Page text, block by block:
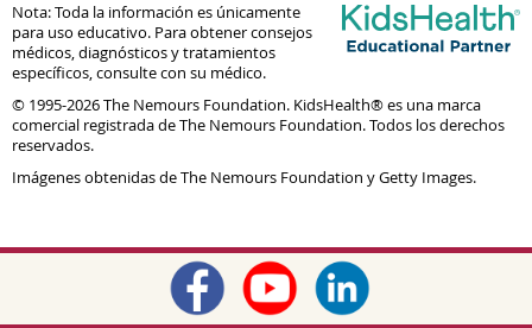
Nota: Toda la información es únicamente
para uso educativo. Para obtener consejos
médicos, diagnósticos y tratamientos
específicos, consulte con su médico.
© 1995-2026 The Nemours Foundation. KidsHealth® es una marca
comercial registrada de The Nemours Foundation. Todos los derechos
reservados.
Imágenes obtenidas de The Nemours Foundation y Getty Images.